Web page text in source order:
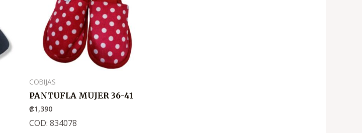
COBIJAS
PANTUFLA MUJER 36-41
₡1,390
COD: 834078